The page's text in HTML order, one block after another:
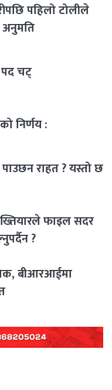
पहिलो टोलीले
पद चट्
निर्णय :
राहत ? यस्तो छ
फाइल सदर
?
बीआरआईमा